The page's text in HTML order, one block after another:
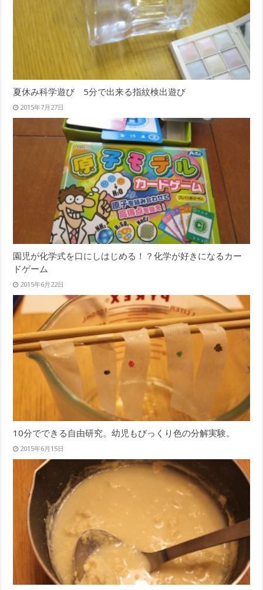
夏休み科学遊び 5分で出来る指紋検出遊び
2015年7月27日
園児が化学式を口にしはじめる！？化学が好きになるカー
ドゲーム
2015年6月22日
10分でできる自由研究。幼児もびっくり色の分解実験。
2015年6月15日